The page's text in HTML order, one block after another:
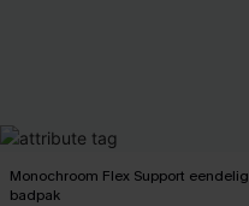
Monochroom Flex Support eendelig
badpak